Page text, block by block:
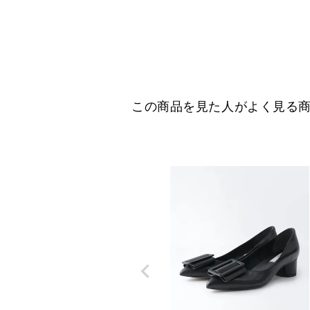
この商品を見た人がよく見る